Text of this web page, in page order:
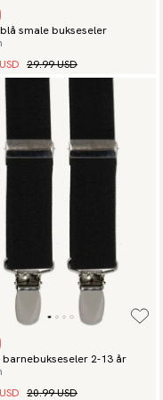
smale bukseseler
29.99 USD
barnebukseseler 2-13 år
20.99 USD